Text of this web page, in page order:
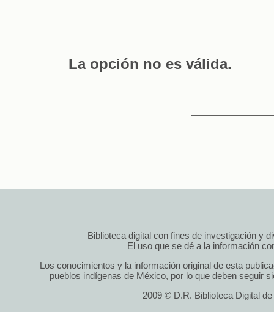
La opción no es válida.
Biblioteca digital con fines de investigación y
El uso que se dé a la información
Los conocimientos y la información original de esta
pueblos indígenas de México, por lo que deben seguir
2009 © D.R. Biblioteca Digital